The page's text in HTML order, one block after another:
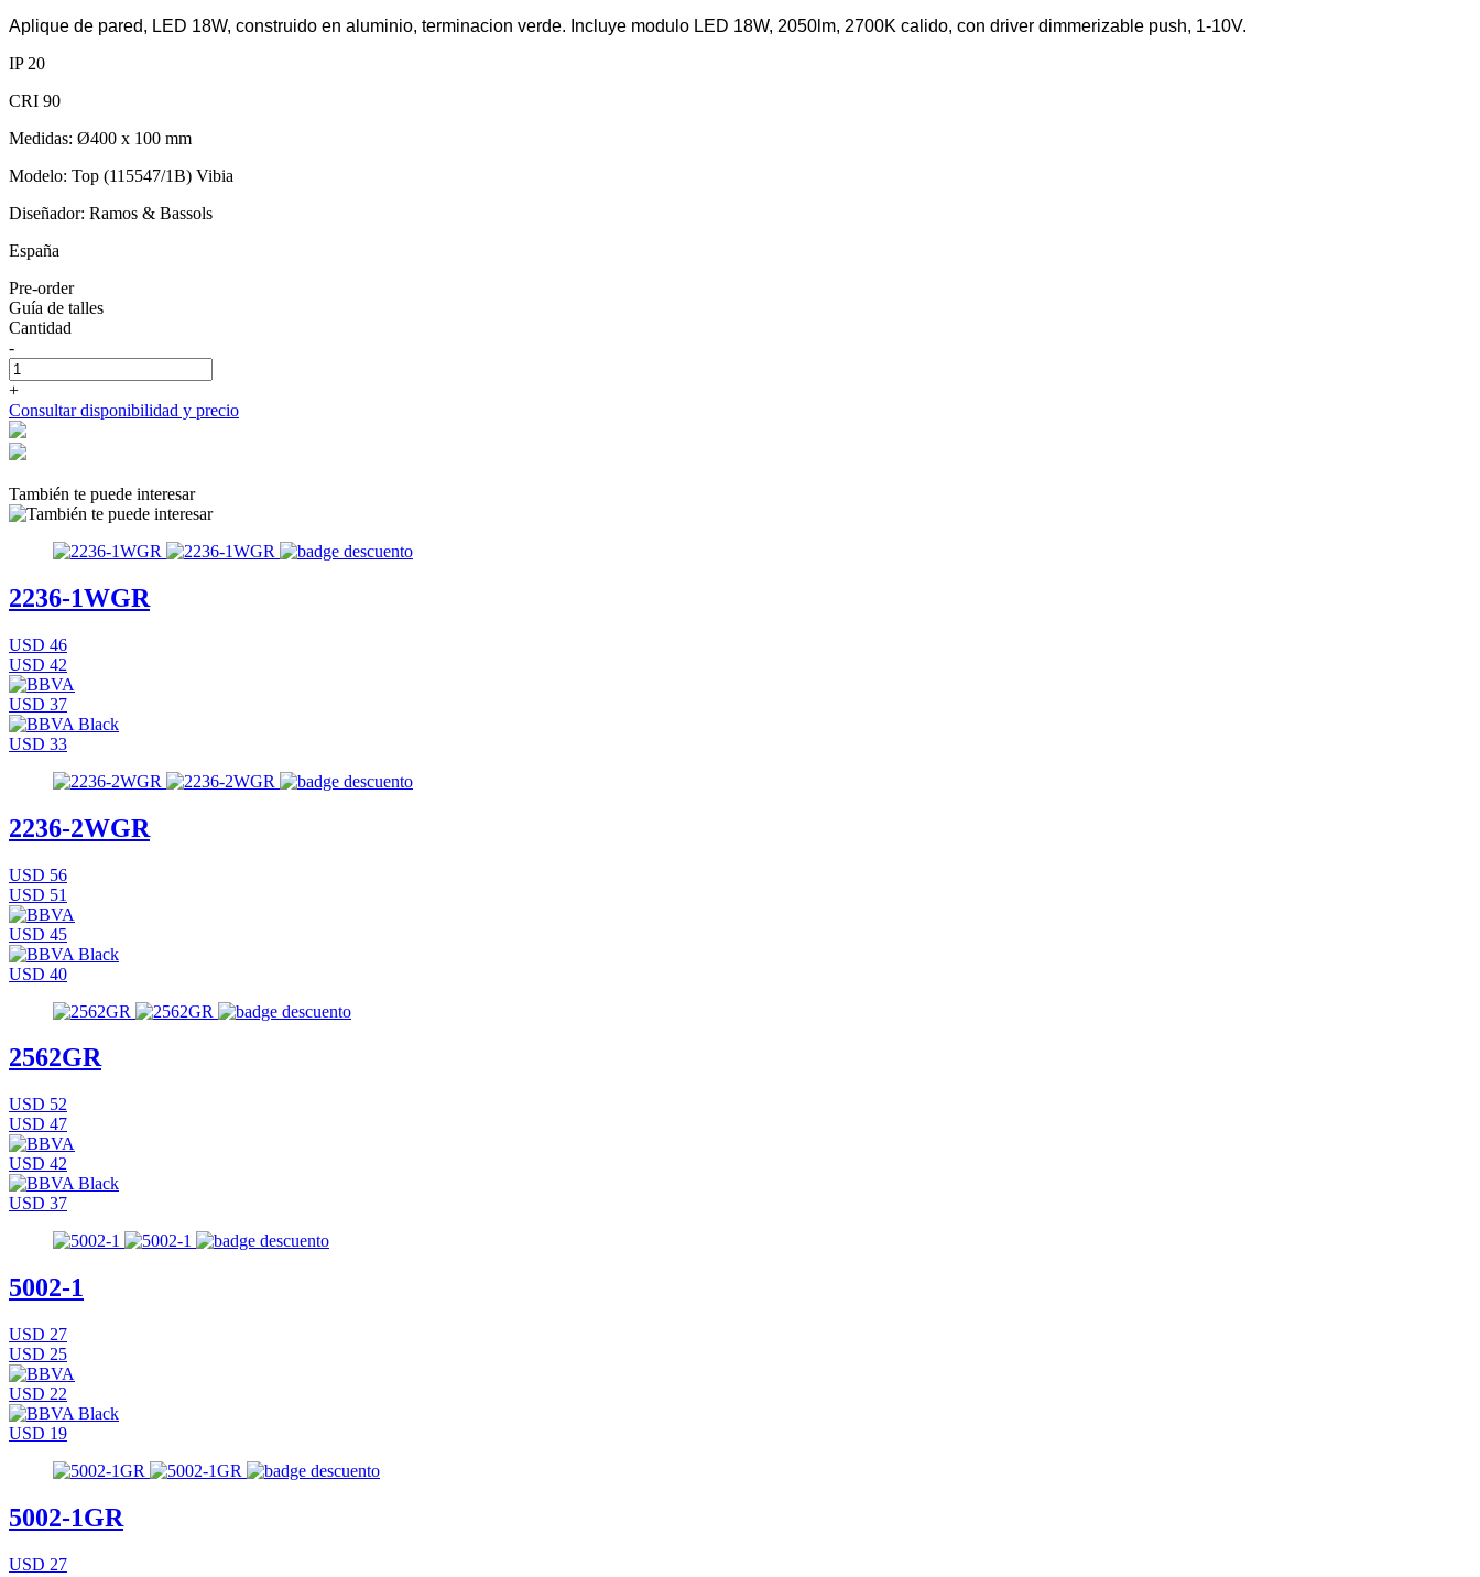
Aplique de pared, LED 18W, construido en aluminio, terminacion verde. Incluye modulo LED 18W, 2050lm, 2700K calido, con driver dimmerizable push, 1-10V.
IP 20
CRI 90
Medidas: Ø400 x 100 mm
Modelo: Top (115547/1B) Vibia
Diseñador: Ramos & Bassols
España
Pre-order
Guía de talles
Cantidad
-
+
Consultar disponibilidad y precio
También te puede interesar
2236-1WGR
USD 46
USD 42
USD 37
USD 33
2236-2WGR
USD 56
USD 51
USD 45
USD 40
2562GR
USD 52
USD 47
USD 42
USD 37
5002-1
USD 27
USD 25
USD 22
USD 19
5002-1GR
USD 27